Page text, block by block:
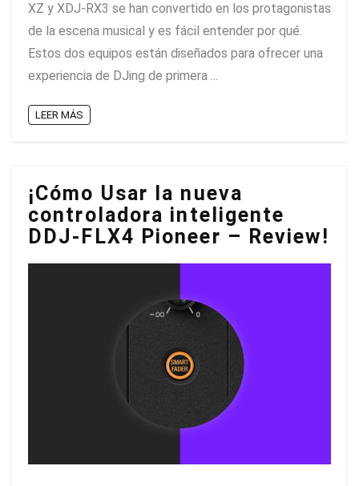
XZ y XDJ-RX3 se han convertido en los protagonistas
de la escena musical y es fácil entender por qué.
Estos dos equipos están diseñados para ofrecer una
experiencia de DJing de primera ...
LEER MÁS
¡Cómo Usar la nueva
controladora inteligente
DDJ-FLX4 Pioneer – Review!